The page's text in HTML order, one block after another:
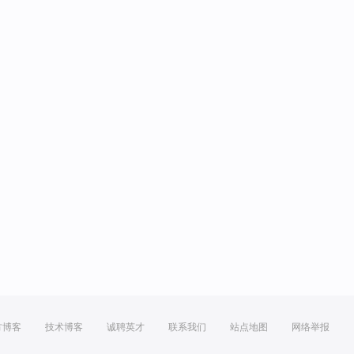
博客 技术博客 诚聘英才 联系我们 站点地图 网络举报